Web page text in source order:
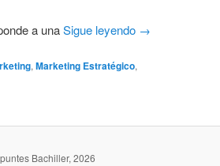
a unaSigue leyendo →
, Marketing Estratégico,
Bachiller, 2026